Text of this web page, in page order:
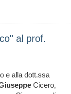
al prof.
e alla dott.ssa
Cicero,